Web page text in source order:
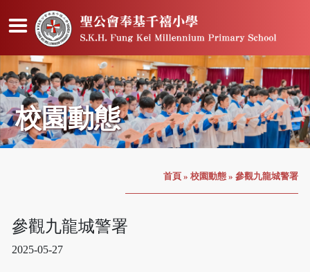
校園動態
首頁 » 校園動態 » 參觀九龍城警署
參觀九龍城警署
2025-05-27